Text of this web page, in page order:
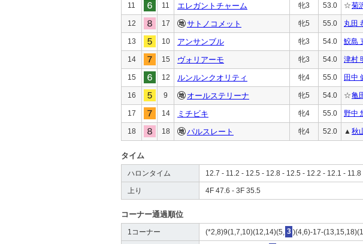
11 11 エレガントチャーム 牝3 53.0 ☆菊
12 17 サトノコメット 牝5 55.0 丸田
13 10 アンサンブル 牝3 54.0 鮫島
14 15 ヴォリアーモ 牝3 54.0 津村
15 12 ルンルンクオリティ 牝4 55.0 田中
16 9 オールステリーナ 牝5 54.0 ☆亀
17 14 ミチビキ 牝4 55.0 野中
18 18 パルスレート 牝4 52.0 ▲ 秋
タイム
ハロンタイム 12.7 - 11.2 - 12.5 - 12.8 - 12.5 - 12.2 - 12.1 - 11.8
上り 4F 47.6 - 3F 35.5
コーナー通過順位
1コーナー (*2,8)9(1,7,10)(12,14)(5, 3 )(4,6)-17-